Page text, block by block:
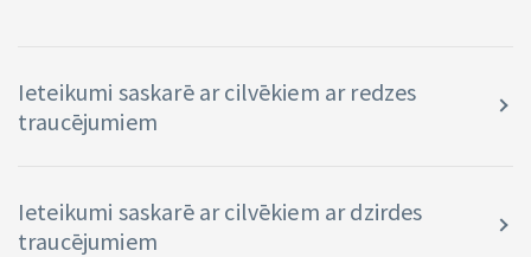
Ieteikumi saskarē ar cilvēkiem ar redzes
traucējumiem
Ieteikumi saskarē ar cilvēkiem ar dzirdes
traucējumiem